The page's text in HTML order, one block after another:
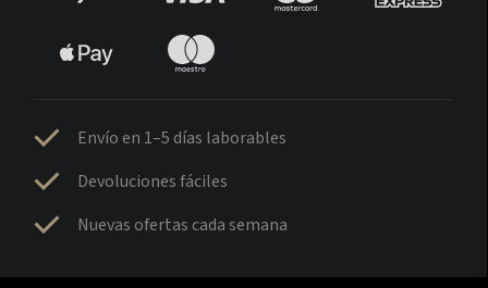
Envío en 1–5 días laborables
Devoluciones fáciles
Nuevas ofertas cada semana